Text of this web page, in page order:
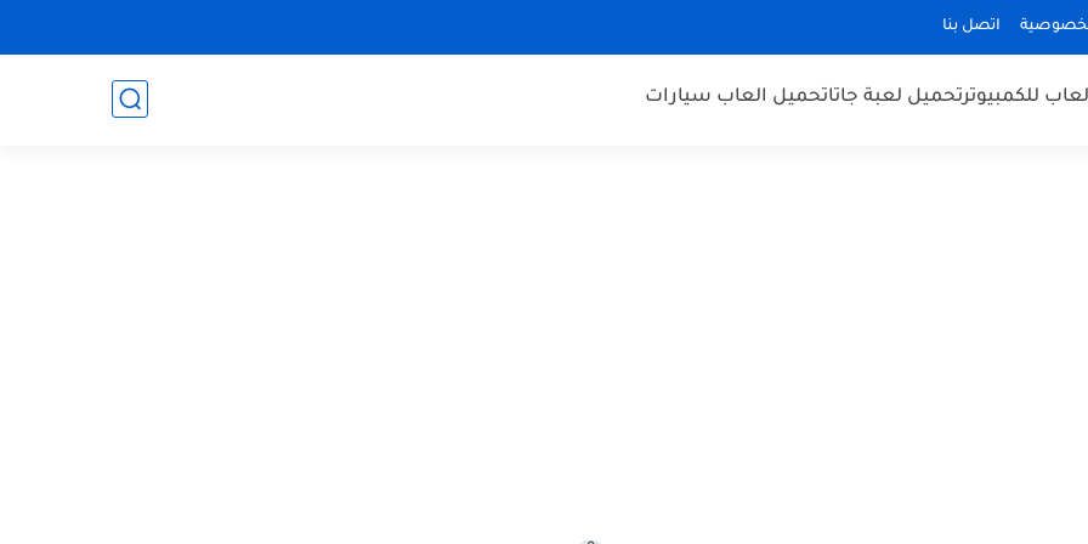
اتصل بنا
للكمبيوترتحميل لعبة جاتاتحميل العاب سيارات